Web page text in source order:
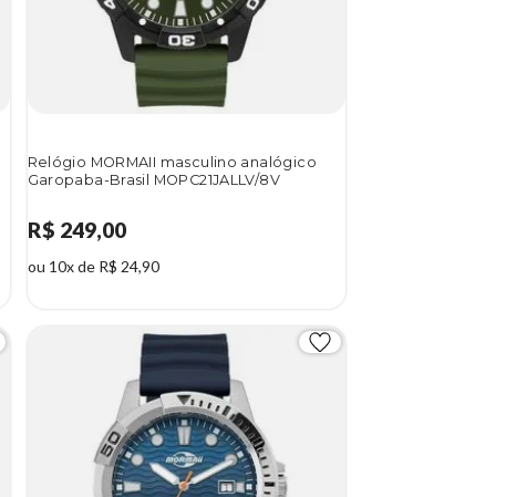
Relógio MORMAII masculino analógico
Garopaba-Brasil MOPC21JALLV/8V
R$ 249,00
ou 10x de R$ 24,90